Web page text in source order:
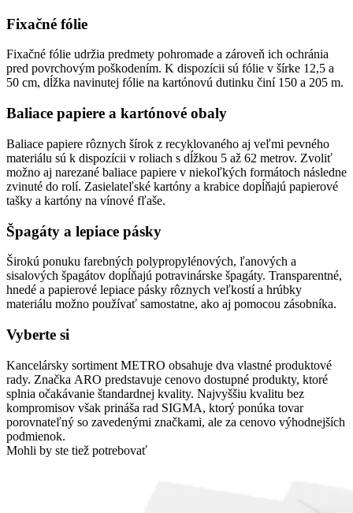
Fixačné fólie
Fixačné fólie udržia predmety pohromade a zároveň ich ochránia
pred povrchovým poškodením. K dispozícii sú fólie v šírke 12,5 a
50 cm, dĺžka navinutej fólie na kartónovú dutinku činí 150 a 205 m.
Baliace papiere a kartónové obaly
Baliace papiere rôznych šírok z recyklovaného aj veľmi pevného
materiálu sú k dispozícii v roliach s dĺžkou 5 až 62 metrov. Zvoliť
možno aj narezané baliace papiere v niekoľkých formátoch následne
zvinuté do rolí. Zasielateľské kartóny a krabice dopĺňajú papierové
tašky a kartóny na vínové fľaše.
Špagáty a lepiace pásky
Širokú ponuku farebných polypropylénových, ľanových a
sisalových špagátov dopĺňajú potravinárske špagáty. Transparentné,
hnedé a papierové lepiace pásky rôznych veľkostí a hrúbky
materiálu možno používať samostatne, ako aj pomocou zásobníka.
Vyberte si
Kancelársky sortiment METRO obsahuje dva vlastné produktové
rady. Značka ARO predstavuje cenovo dostupné produkty, ktoré
splnia očakávanie štandardnej kvality. Najvyššiu kvalitu bez
kompromisov však prináša rad SIGMA, ktorý ponúka tovar
porovnateľný so zavedenými značkami, ale za cenovo výhodnejších
podmienok.
Mohli by ste tiež potrebovať